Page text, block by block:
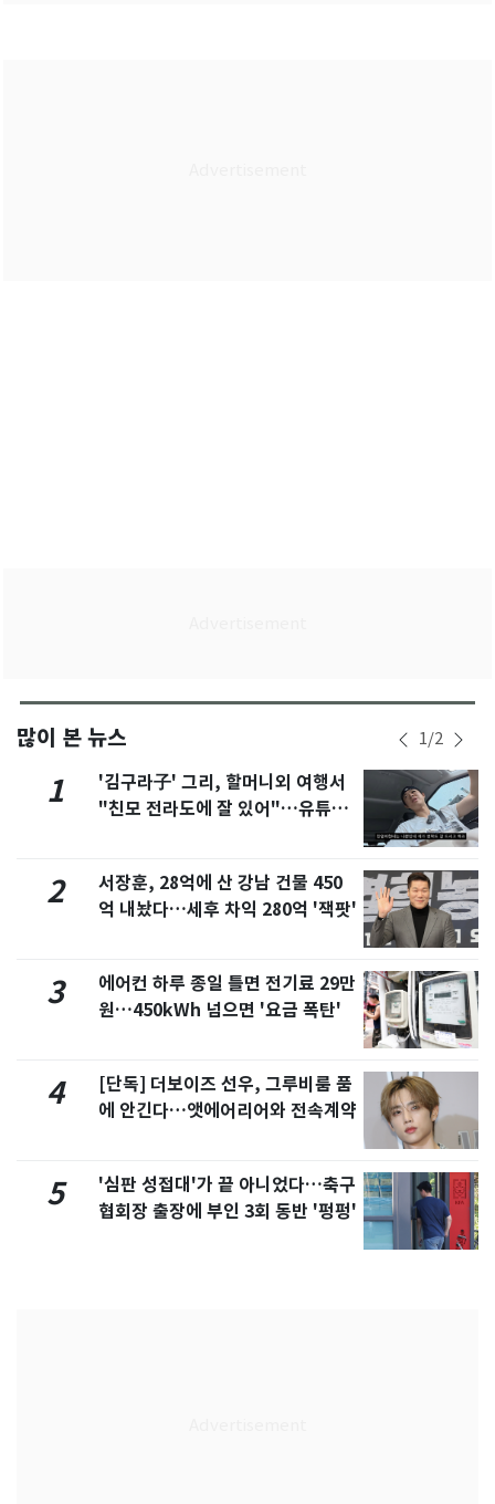
많이 본 뉴스 1/2
1
'김구라子' 그리, 할머니외 여행서
"친모 전라도에 잘 있어"…유튜브
2
서장훈, 28억에 산 강남 건물 450
억 내놨다…세후 차익 280억 '잭팟'
3
에어컨 하루 종일 틀면 전기료 29만
원…450kWh 넘으면 '요금 폭탄'
4
[단독] 더보이즈 선우, 그루비룸 품
에 안긴다…앳에어리어와 전속계약
5
'심판 성접대'가 끝 아니었다…축구
협회장 출장에 부인 3회 동반 '펑펑'